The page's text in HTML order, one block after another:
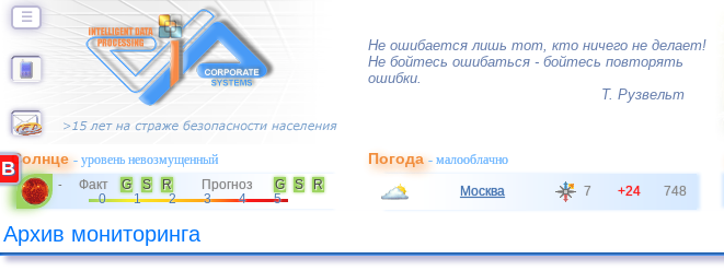
☰
Не ошибается лишь тот, кто ничего не делает!
Не бойтесь ошибаться - бойтесь повторять
ошибки.
Т. Рузвельт
Солнце- уровень невозмущенный
- Факт G S R Прогноз G S
R
0
1 2 3 4 5
Погода- малооблачно
Москва 7 +24 748
Архив мониторинга
B